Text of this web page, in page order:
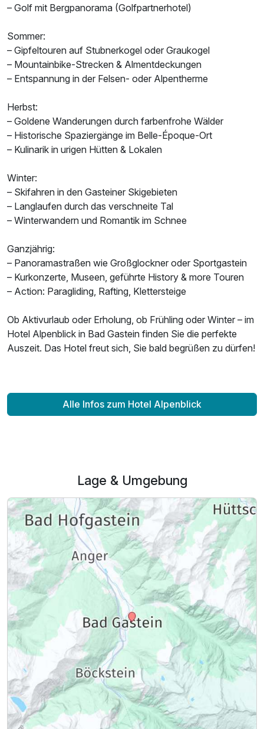
– Golf mit Bergpanorama (Golfpartnerhotel)
Sommer:
– Gipfeltouren auf Stubnerkogel oder Graukogel
– Mountainbike-Strecken & Almentdeckungen
– Entspannung in der Felsen- oder Alpentherme
Herbst:
– Goldene Wanderungen durch farbenfrohe Wälder
– Historische Spaziergänge im Belle-Époque-Ort
– Kulinarik in urigen Hütten & Lokalen
Winter:
– Skifahren in den Gasteiner Skigebieten
– Langlaufen durch das verschneite Tal
– Winterwandern und Romantik im Schnee
Ganzjährig:
– Panoramastraßen wie Großglockner oder Sportgastein
– Kurkonzerte, Museen, geführte History & more Touren
– Action: Paragliding, Rafting, Klettersteige
Ob Aktivurlaub oder Erholung, ob Frühling oder Winter – im
Hotel Alpenblick in Bad Gastein finden Sie die perfekte
Auszeit. Das Hotel freut sich, Sie bald begrüßen zu dürfen!
Alle Infos zum Hotel Alpenblick
Lage & Umgebung